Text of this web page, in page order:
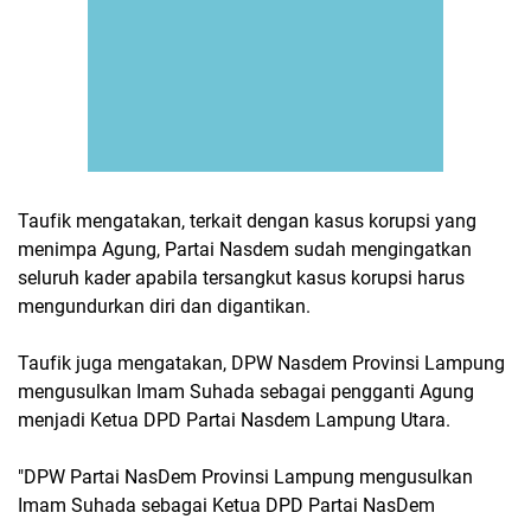
Taufik mengatakan, terkait dengan kasus korupsi yang
menimpa Agung, Partai Nasdem sudah mengingatkan
seluruh kader apabila tersangkut kasus korupsi harus
mengundurkan diri dan digantikan.
Taufik juga mengatakan, DPW Nasdem Provinsi Lampung
mengusulkan Imam Suhada sebagai pengganti Agung
menjadi Ketua DPD Partai Nasdem Lampung Utara.
"DPW Partai NasDem Provinsi Lampung mengusulkan
Imam Suhada sebagai Ketua DPD Partai NasDem